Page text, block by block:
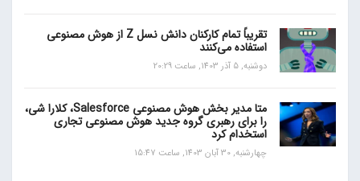
تقریباً تمام کارکنان دانش نسل Z از هوش مصنوعی
استفاده می‌کنند
دوشنبه, 5 آذر 1403, ساعت 20:29
متا مدیر بخش هوش مصنوعی Salesforce، کلارا شی،
را برای رهبری گروه جدید هوش مصنوعی تجاری
استخدام کرد
چهارشنبه, 30 آبان 1403, ساعت 15:47